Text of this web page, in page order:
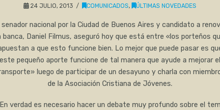
24 JULIO, 2013 COMUNICADOS, ÚLTIMAS NOVEDADES
senador nacional por la Ciudad de Buenos Aires y candidato a
banca, Daniel Filmus, aseguró hoy que está entre «los porteños
a que esto funcione bien. Lo mejor que puede pasar es
este pequeño aporte funcione de tal manera que ayude a mejorar el
luego de participar de un desayuno y charla con
de la Asociación Cristiana de Jóvenes.
verdad es necesario hacer un debate muy profundo sobre el